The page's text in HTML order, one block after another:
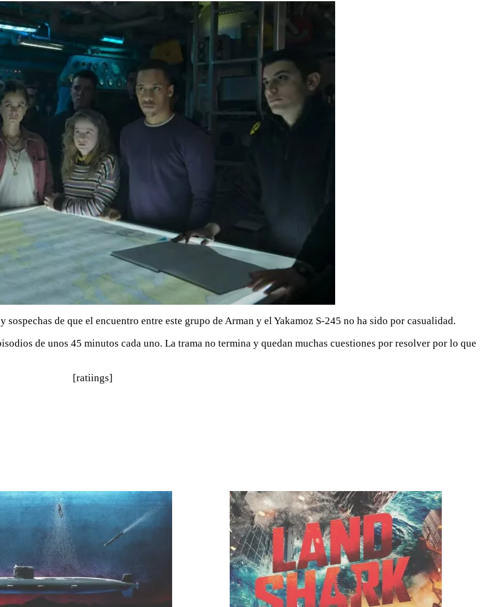
de que el encuentro entre este grupo de Arman y el Yakamoz S-245 no ha sido por casualidad.
de unos 45 minutos cada uno. La trama no termina y quedan muchas cuestiones por resolver por lo que
[ratiings]